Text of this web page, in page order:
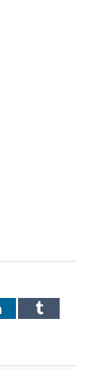
LinkedInTumblr